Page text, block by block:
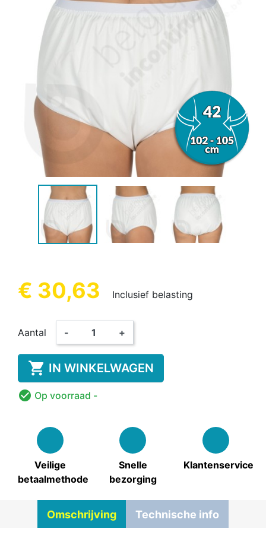
€ 30,63 Inclusief belasting
Aantal - +
 IN WINKELWAGEN
 Op voorraad -
Veilige
betaalmethode
Snelle
bezorging
Klantenservice
Omschrijving Technische info